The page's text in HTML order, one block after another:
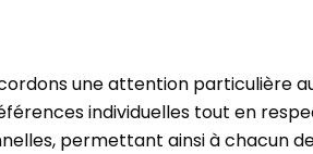
une attention particulière
individuelles tout en
permettant ainsi à chacun